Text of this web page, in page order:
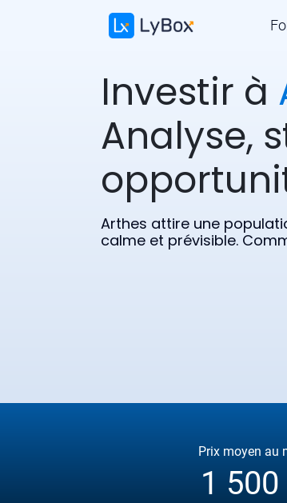
Investir à
Analyse,
Arthes attire une
calme et prévisible.
Prix moyen au
1 500